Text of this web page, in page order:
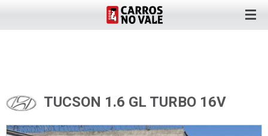
TUCSON 1.6 GL TURBO 16V